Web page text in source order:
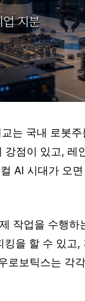
교는 국내 로봇
점이 있고, 레
AI 시대가 오
작업을 수행
을 할 수 있고
로보틱스는 각